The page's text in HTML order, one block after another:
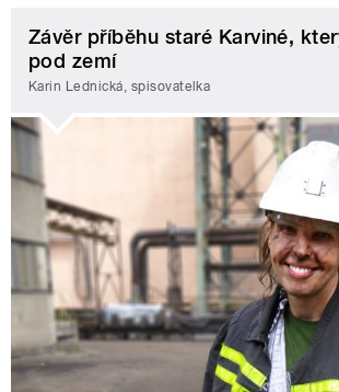
Závěr příběhu staré Karviné,
pod zemí
Karin Lednická, spisovatelka